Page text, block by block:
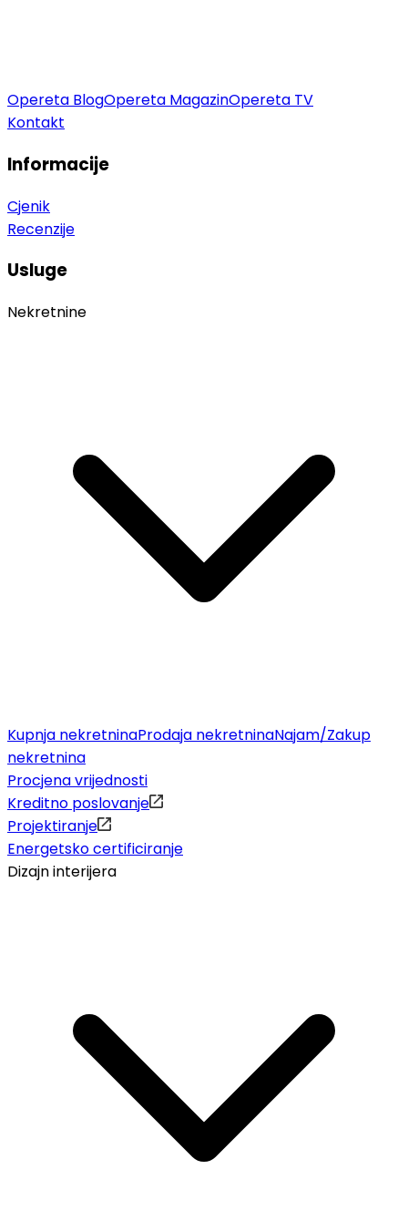
Opereta BlogOpereta MagazinOpereta TV
Kontakt
Informacije
Cjenik
Recenzije
Usluge
Nekretnine
Kupnja nekretninaProdaja nekretninaNajam/Zakup
nekretnina
Procjena vrijednosti
Kreditno poslovanje
Projektiranje
Energetsko certificiranje
Dizajn interijera